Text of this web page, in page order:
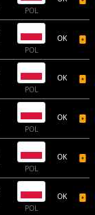
POL
POL
OK
POL
OK
POL
OK
POL
OK
POL
OK